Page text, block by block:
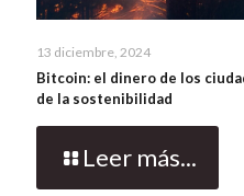
13 diciembre, 2024
Bitcoin: el dinero de los
de la sostenibilidad
Leer más...